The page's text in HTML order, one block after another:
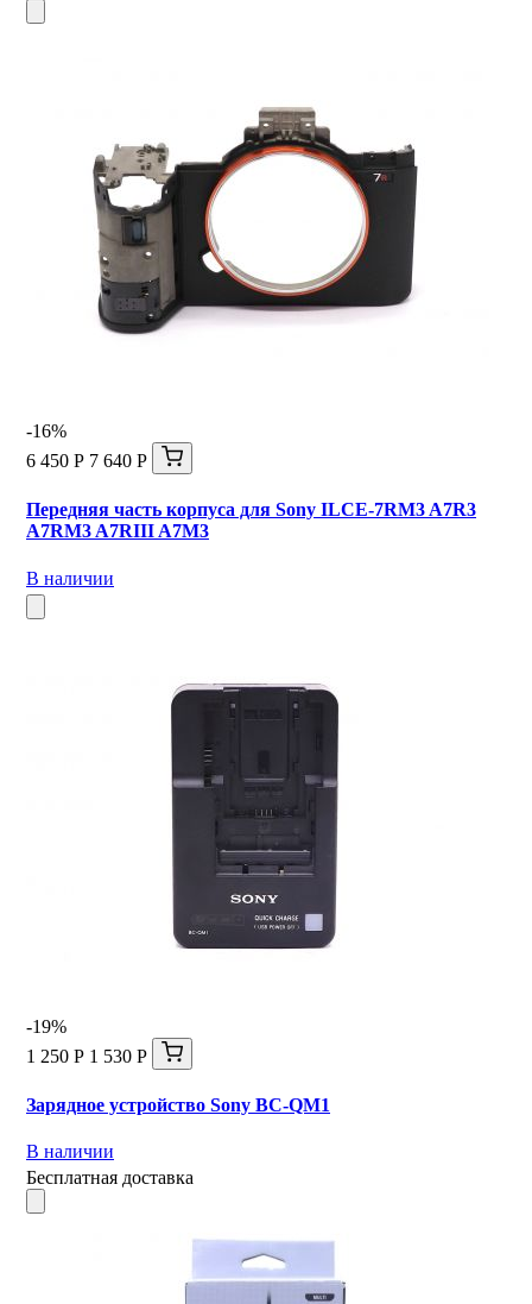
-16%
6 450 Р 7 640 Р
Передняя часть корпуса для Sony ILCE-7RM3 A7R3
A7RM3 A7RIII A7M3
В наличии
-19%
1 250 Р 1 530 Р
Зарядное устройство Sony BC-QM1
В наличии
Бесплатная доставка